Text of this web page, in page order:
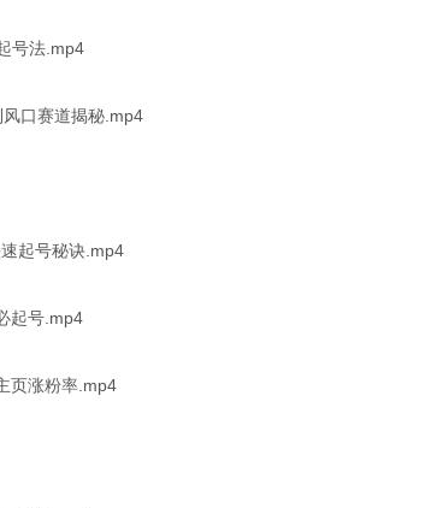
号法.mp4
口赛道揭秘.mp4
起号秘诀.mp4
起号.mp4
页涨粉率.mp4